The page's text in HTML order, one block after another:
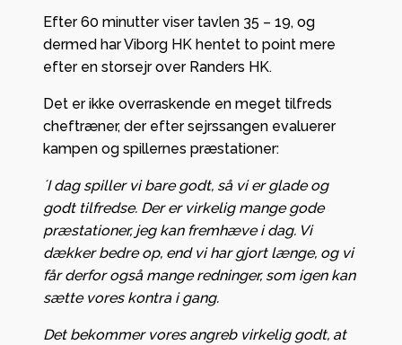
Efter 60 minutter viser tavlen 35 – 19, og
dermed har Viborg HK hentet to point mere
efter en storsejr over Randers HK.
Det er ikke overraskende en meget tilfreds
cheftræner, der efter sejrssangen evaluerer
kampen og spillernes præstationer:
´I dag spiller vi bare godt, så vi er glade og
godt tilfredse. Der er virkelig mange gode
præstationer, jeg kan fremhæve i dag. Vi
dækker bedre op, end vi har gjort længe, og vi
får derfor også mange redninger, som igen kan
sætte vores kontra i gang.
Det bekommer vores angreb virkelig godt, at